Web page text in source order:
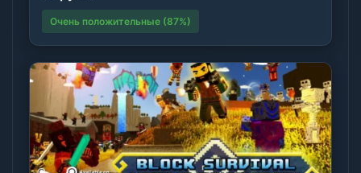
Очень положительные (87%)